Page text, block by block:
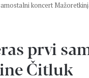
koncert
prvi
Čitluk